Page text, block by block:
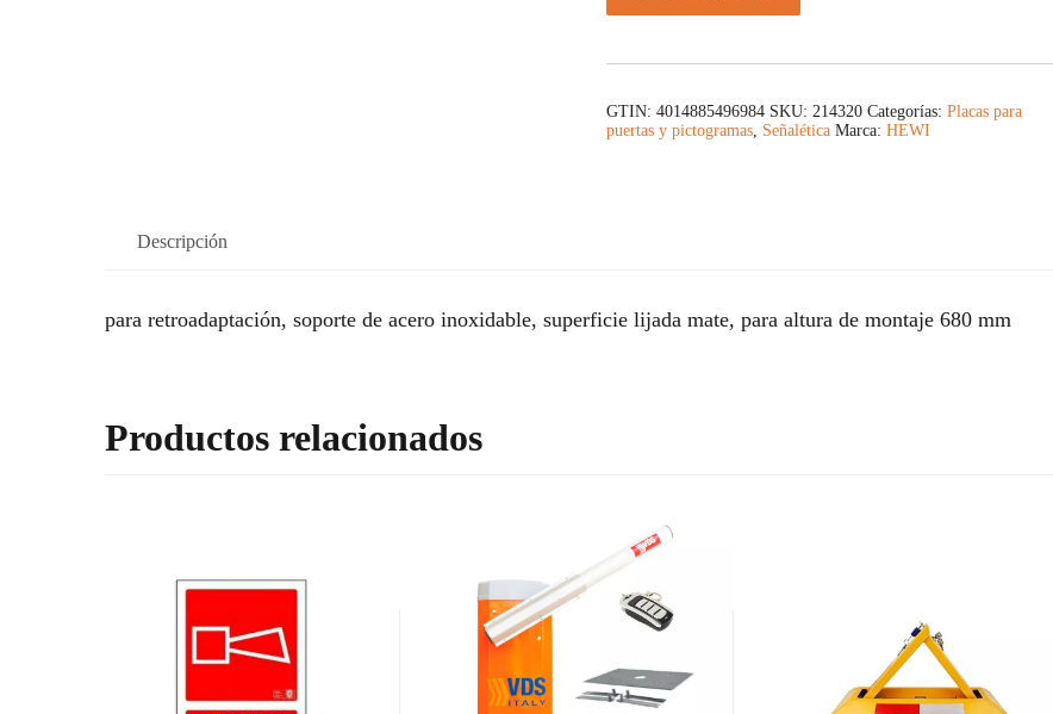
GTIN: 4014885496984 SKU: 214320 Categorías: Placas para
puertas y pictogramas, Señalética Marca: HEWI
Descripción
para retroadaptación, soporte de acero inoxidable, superficie lijada mate, para altura de montaje 680 mm
Productos relacionados